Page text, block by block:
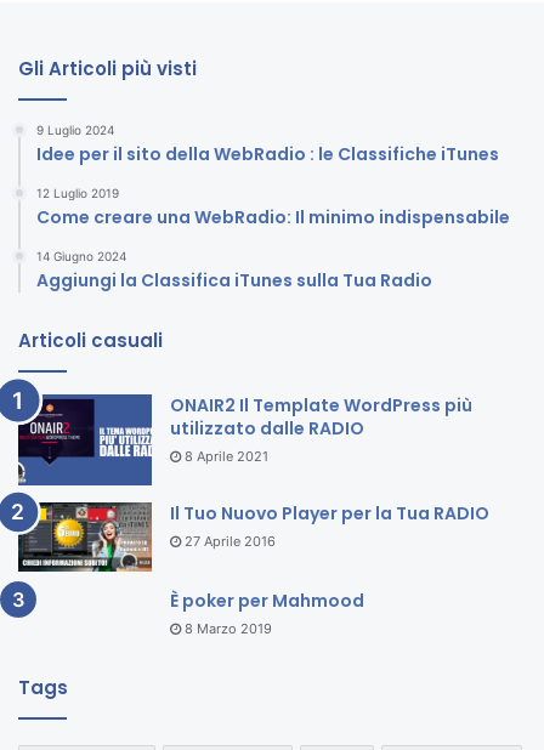
Gli Articoli più visti
9 Luglio 2024
Idee per il sito della WebRadio : le Classifiche iTunes
12 Luglio 2019
Come creare una WebRadio: Il minimo indispensabile
14 Giugno 2024
Aggiungi la Classifica iTunes sulla Tua Radio
Articoli casuali
ONAIR2 Il Template WordPress più
utilizzato dalle RADIO
8 Aprile 2021
Il Tuo Nuovo Player per la Tua RADIO
27 Aprile 2016
È poker per Mahmood
8 Marzo 2019
Tags